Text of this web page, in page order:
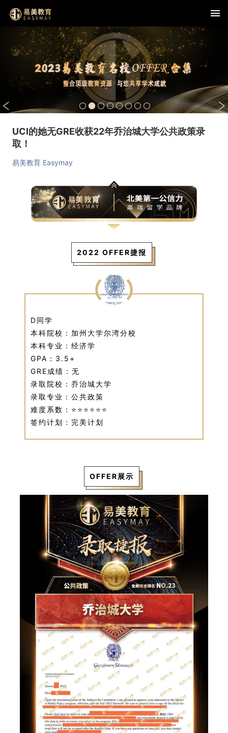
UCI的她无GRE收获22年乔治城大学公共政策录
取！
易美教育 Easymay
2022 OFFER捷报
D同学
本科院校：加州大学尔湾分校
本科专业：经济学
GPA：3.5+
GRE成绩：无
录取院校：乔治城大学
录取专业：公共政策
难度系数：⭐⭐⭐⭐⭐⭐
签约计划：完美计划
OFFER展示